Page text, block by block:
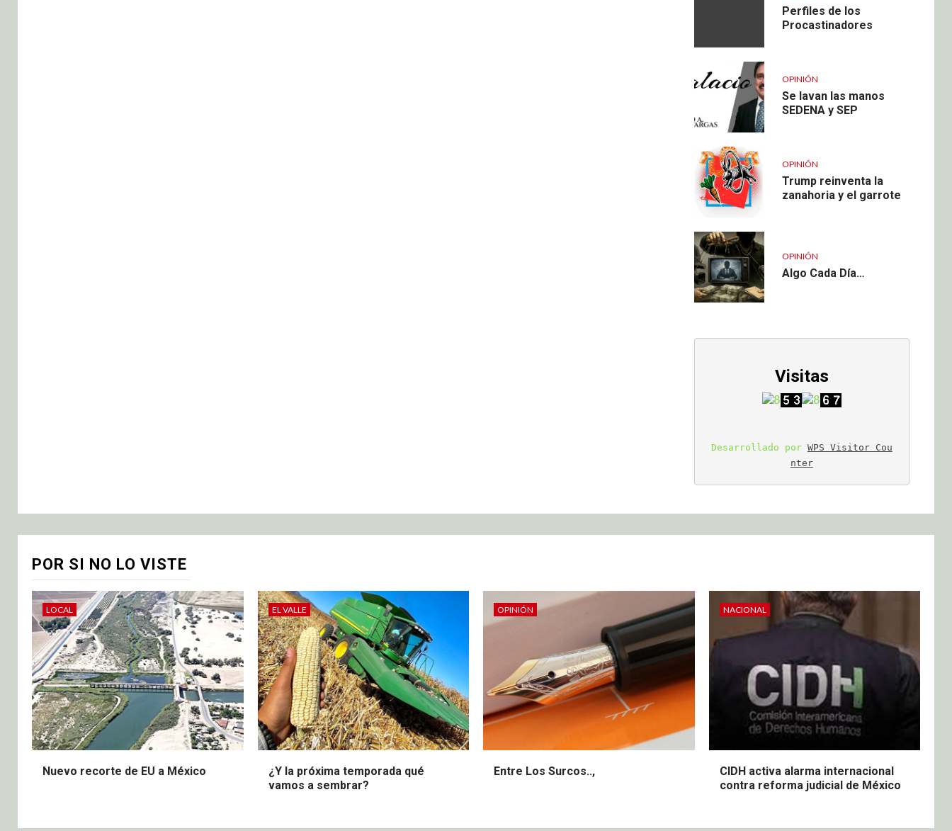
Perfiles de los
Procastinadores
OPINIÓN
Se lavan las manos
SEDENA y SEP
OPINIÓN
Trump reinventa la
zanahoria y el garrote
OPINIÓN
Algo Cada Día…
Visitas
Desarrollado por WPS Visitor Cou
nter
POR SI NO LO VISTE
LOCAL
Nuevo recorte de EU a México
EL VALLE
¿Y la próxima temporada qué
vamos a sembrar?
OPINIÓN
Entre Los Surcos..,
NACIONAL
CIDH activa alarma internacional
contra reforma judicial de México